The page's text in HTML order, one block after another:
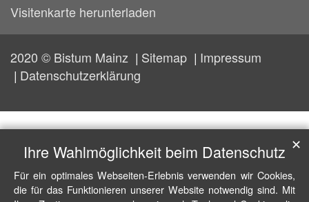
Visitenkarte herunterladen
2020 © Bistum Mainz Sitemap
Impressum
Datenschutzerklärung
Ihre Wahlmöglichkeit beim Datenschutz
Für ein optimales Webseiten-Erlebnis verwenden wir Cookies,
die für das Funktionieren unserer Website notwendig sind. Mit
✕